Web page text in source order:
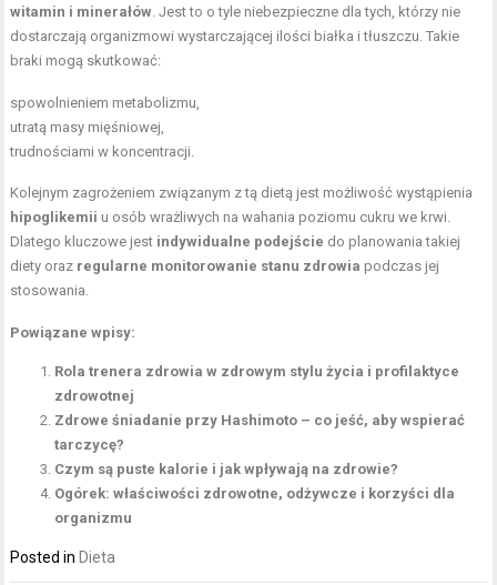
witamin i minerałów. Jest to o tyle niebezpieczne dla tych, którzy nie
dostarczają organizmowi wystarczającej ilości białka i tłuszczu. Takie
braki mogą skutkować:
spowolnieniem metabolizmu,
utratą masy mięśniowej,
trudnościami w koncentracji.
Kolejnym zagrożeniem związanym z tą dietą jest możliwość wystąpienia
hipoglikemii u osób wrażliwych na wahania poziomu cukru we krwi.
Dlatego kluczowe jest indywidualne podejście do planowania takiej
diety oraz regularne monitorowanie stanu zdrowia podczas jej
stosowania.
Powiązane wpisy:
Rola trenera zdrowia w zdrowym stylu życia i profilaktyce
zdrowotnej
Zdrowe śniadanie przy Hashimoto – co jeść, aby wspierać
tarczycę?
Czym są puste kalorie i jak wpływają na zdrowie?
Ogórek: właściwości zdrowotne, odżywcze i korzyści dla
organizmu
Posted in Dieta